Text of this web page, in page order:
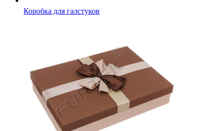
Коробка для галстуков